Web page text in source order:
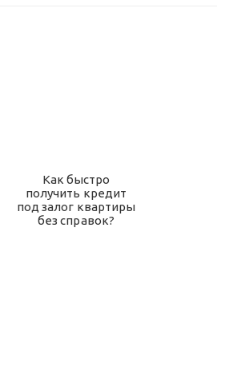
Как быстро
получить кредит
под залог квартиры
без справок?